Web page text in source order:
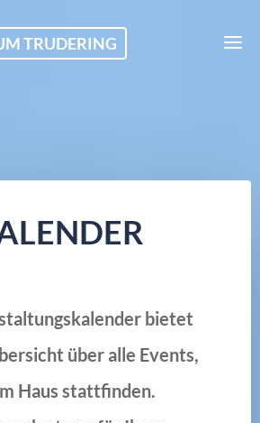
TRUDERING
bietet
über alle Events,
Haus stattfinden.